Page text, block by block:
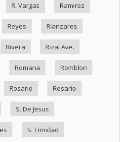
R. Vargas Ramirez
Reyes Rianzares
Rivera Rizal Ave.
Romana Romblon
Rosario Rosario
S. De Jesus
S. Trinidad